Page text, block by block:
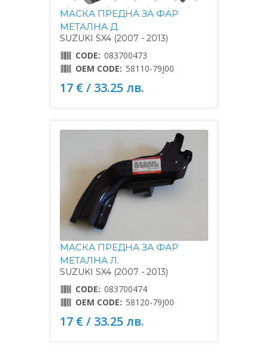
МАСКА ПРЕДНА ЗА ФАР
МЕТАЛНА Д.
SUZUKI SX4 (2007 - 2013)
CODE: 083700473
OEM CODE: 58110-79J00
17 € / 33.25 лв.
МАСКА ПРЕДНА ЗА ФАР
МЕТАЛНА Л.
SUZUKI SX4 (2007 - 2013)
CODE: 083700474
OEM CODE: 58120-79J00
17 € / 33.25 лв.